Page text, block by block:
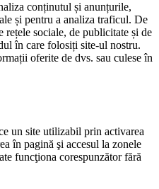
conținutul și anunțurile,
și pentru a analiza traficul. De
rețele sociale, de publicitate și de
în care folosiți site-ul nostru.
oferite de dvs. sau culese în
un site utilizabil prin activarea
în pagină şi accesul la zonele
funcţiona corespunzător fără